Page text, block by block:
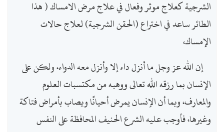
الشرجية كعلاج موثر وفعال في علاج مرض الامساك ( هذا
الطائر ساعد في اختراع (الحقن الشرجية) لعلاج حالات
الإمساك،
إن الله عز وجل ما أنزل داء إلا وأنزل معه الدواء، ولكن على
الإنسان بما رزقه الله تعالى ووهبه من مكتسبات العلوم
والمعارف، وبما أن الإنسان يمرض أحيانًا ويصاب بأمراض فتاكة
وغيرها، فأوجب عليه الشرع الحنيف المحافظة على النفس